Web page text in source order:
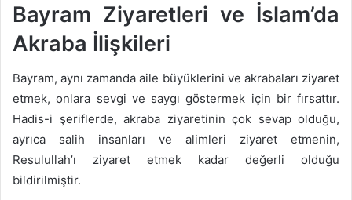
Bayram Ziyaretleri ve İslam’da
Akraba İlişkileri
Bayram, aynı zamanda aile büyüklerini ve akrabaları ziyaret
etmek, onlara sevgi ve saygı göstermek için bir fırsattır.
Hadis-i şeriflerde, akraba ziyaretinin çok sevap olduğu,
ayrıca salih insanları ve alimleri ziyaret etmenin,
Resulullah’ı ziyaret etmek kadar değerli olduğu
bildirilmiştir.